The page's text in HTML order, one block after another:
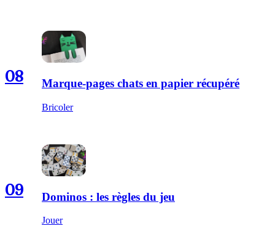
08 Marque-pages chats en papier récupéré
Bricoler
09 Dominos : les règles du jeu
Jouer